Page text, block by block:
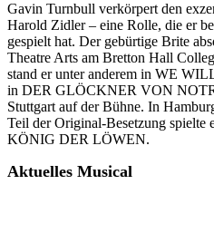
Gavin Turnbull verkörpert den
Harold Zidler – eine Rolle, die er
gespielt hat. Der gebürtige Brite
Theatre Arts am Bretton Hall
stand er unter anderem in WE
in DER GLÖCKNER VON
Stuttgart auf der Bühne. In
Teil der Original-Besetzung spielte
KÖNIG DER LÖWEN.
Aktuelles Musical